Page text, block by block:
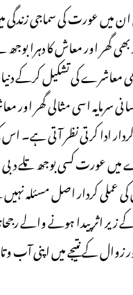
ان میں عورت کی سماجی
گھر اور معاش کا دہرا
کی تشکیل کرکے دنیا
سرمایہ اسی مثالی
کردار ادا کرتی نظر آتی
عورت کسی بوجھ تلے
کی عملی کردار اصل
کے زیر اثر پیدا ہونے
زوال کے نتیجے میں اپنی